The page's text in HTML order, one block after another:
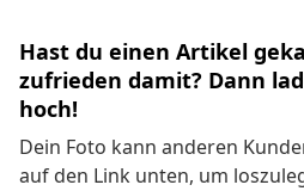
Hast du einen Artikel
zufrieden damit? Dann
hoch!
Dein Foto kann anderen
auf den Link unten, um